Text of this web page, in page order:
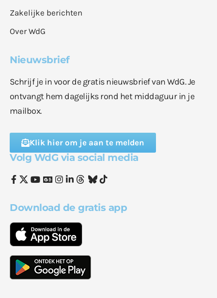
Zakelijke berichten
Over WdG
Nieuwsbrief
Schrijf je in voor de gratis nieuwsbrief van WdG. Je
ontvangt hem dagelijks rond het middaguur in je
mailbox.
Klik hier om je aan te melden
Volg WdG via social media
Download de gratis app